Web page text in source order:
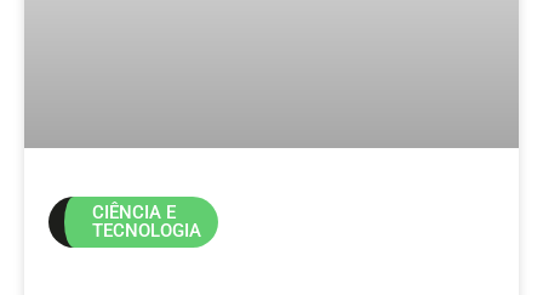
CIÊNCIA E
TECNOLOGIA